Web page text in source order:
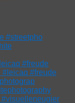
#streetpho
#freude